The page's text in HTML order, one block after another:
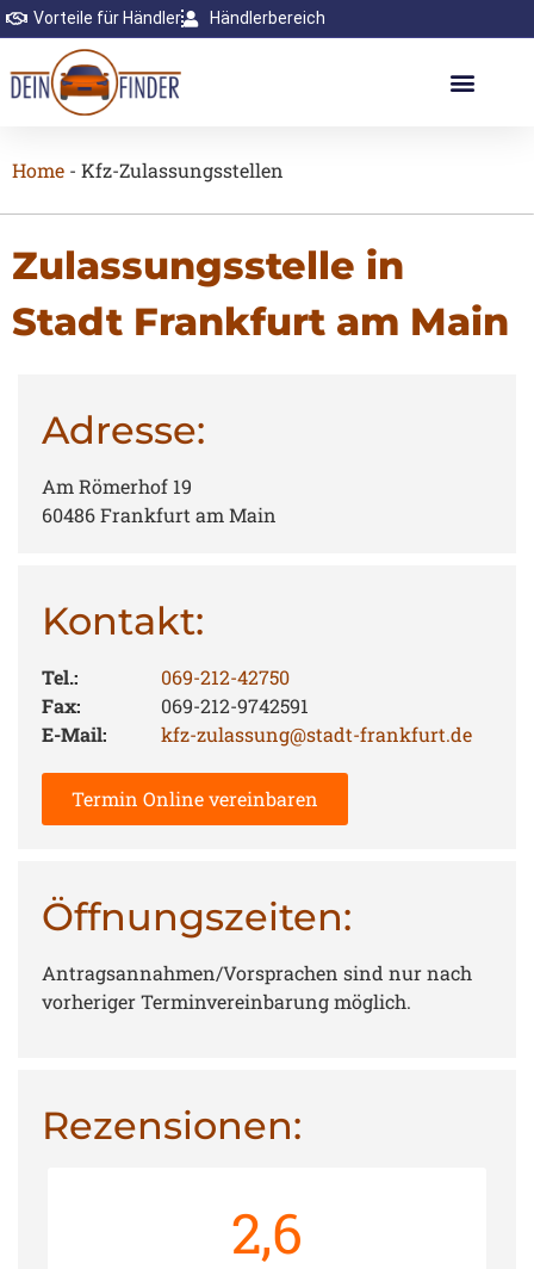
Vorteile für Händler Händlerbereich
Home - Kfz-Zulassungsstellen
Zulassungsstelle in
Stadt Frankfurt am Main
Adresse:
Am Römerhof 19
60486 Frankfurt am Main
Kontakt:
Tel.:
069-212-42750
Fax:
069-212-9742591
E-Mail:
kfz-zulassung@stadt-frankfurt.de
Termin Online vereinbaren
Öffnungszeiten:
Antragsannahmen/Vorsprachen sind nur nach
vorheriger Terminvereinbarung möglich.
Rezensionen:
2,6